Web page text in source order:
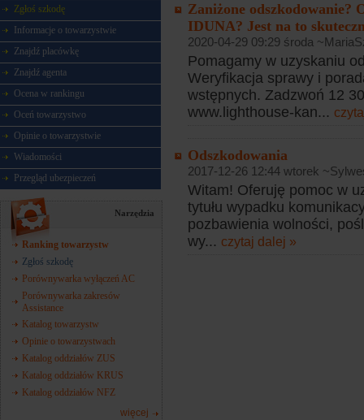
Zgłoś szkodę
Informacje o towarzystwie
Znajdź placówkę
Znajdź agenta
Ocena w rankingu
Oceń towarzystwo
Opinie o towarzystwie
Wiadomości
Przegląd ubezpieczeń
Narzędzia
Ranking towarzystw
Zgłoś szkodę
Porównywarka wyłączeń AC
Porównywarka zakresów
Assistance
Katalog towarzystw
Opinie o towarzystwach
Katalog oddziałów ZUS
Katalog oddziałów KRUS
Katalog oddziałów NFZ
więcej
Zaniżone odszkodowanie?
IDUNA? Jest na to
2020-04-29 09:29 środa
Pomagamy w uzyskaniu
Weryfikacja sprawy i
wstępnych. Zadzwoń 12
www.lighthouse-kan...
Odszkodowania
2017-12-26 12:44 wtorek
Witam! Oferuję pomoc w
tytułu wypadku
pozbawienia wolności,
wy... czytaj dalej »